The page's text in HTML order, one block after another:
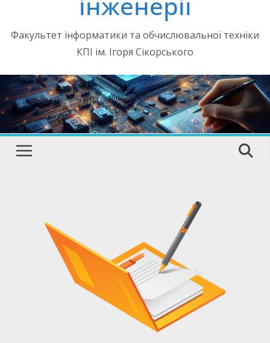
Факультет інформатики та обчислювальної техніки
КПІ ім. Ігоря Сікорського